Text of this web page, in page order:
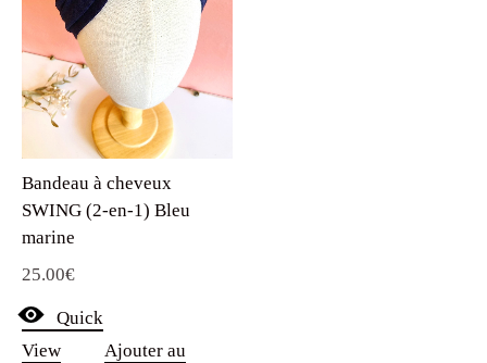
Bandeau à cheveux
SWING (2-en-1) Bleu
marine
25.00€
Quick
View
Ajouter au